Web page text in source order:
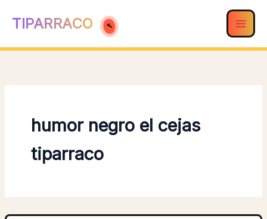
TIPARRACO
humor negro el cejas
tiparraco